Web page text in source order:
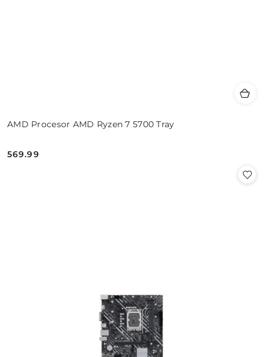
AMD Procesor AMD Ryzen 7 5700 Tray
Cena:
569.99